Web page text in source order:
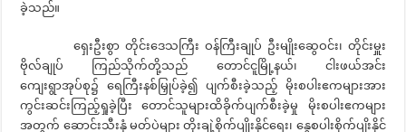
ခဲ့သည်။
ရှေးဦးစွာ တိုင်းဒေသကြီး ဝန်ကြီးချုပ် ဦးမျိုးဆွေဝင်း၊ တိုင်းမှူး
ဗိုလ်ချုပ် ကြည်သိုက်တို့သည် တောင်ငူမြို့နယ်၊ ငါးဖယ်အင်း
ကျေးရွာအုပ်စု၌ ရေကြီးနစ်မြှုပ်ခဲ့၍ ပျက်စီးခဲ့သည့် မိုးစပါးဧကများအား
ကွင်းဆင်းကြည့်ရှုခဲ့ပြီး တောင်သူများထိခိုက်ပျက်စီးခဲ့မှု မိုးစပါးဧကများ
အတွက် ဆောင်းသီးနှံ မတ်ပဲများ တိုးချဲ့စိုက်ပျိုးနိုင်ရေး၊ နွေစပါးစိုက်ပျိးနိုင်